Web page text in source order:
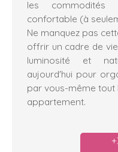
les
confortable (à
Ne manquez pas
offrir un cadre de
luminosité et
aujourd'hui pour
par vous-même
appartement.